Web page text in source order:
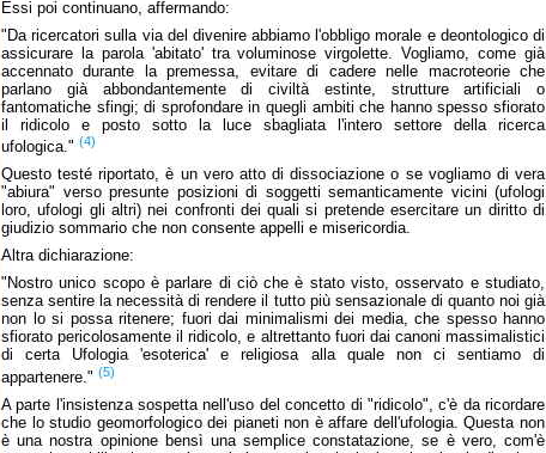
Essi poi continuano, affermando:
"Da ricercatori sulla via del divenire abbiamo l'obbligo morale e deontologico di
assicurare la parola 'abitato' tra voluminose virgolette. Vogliamo, come già
accennato durante la premessa, evitare di cadere nelle macroteorie che
parlano già abbondantemente di civiltà estinte, strutture artificiali o
fantomatiche sfingi; di sprofondare in quegli ambiti che hanno spesso sfiorato
il ridicolo e posto sotto la luce sbagliata l'intero settore della ricerca
ufologica." (4)
Questo testé riportato, è un vero atto di dissociazione o se vogliamo di vera
"abiura" verso presunte posizioni di soggetti semanticamente vicini (ufologi
loro, ufologi gli altri) nei confronti dei quali si pretende esercitare un diritto di
giudizio sommario che non consente appelli e misericordia.
Altra dichiarazione:
"Nostro unico scopo è parlare di ciò che è stato visto, osservato e studiato,
senza sentire la necessità di rendere il tutto più sensazionale di quanto noi già
non lo si possa ritenere; fuori dai minimalismi dei media, che spesso hanno
sfiorato pericolosamente il ridicolo, e altrettanto fuori dai canoni massimalistici
di certa Ufologia 'esoterica' e religiosa alla quale non ci sentiamo di
appartenere." (5)
A parte l'insistenza sospetta nell'uso del concetto di "ridicolo", c'è da ricordare
che lo studio geomorfologico dei pianeti non è affare dell'ufologia. Questa non
è una nostra opinione bensì una semplice constatazione, se è vero, com'è